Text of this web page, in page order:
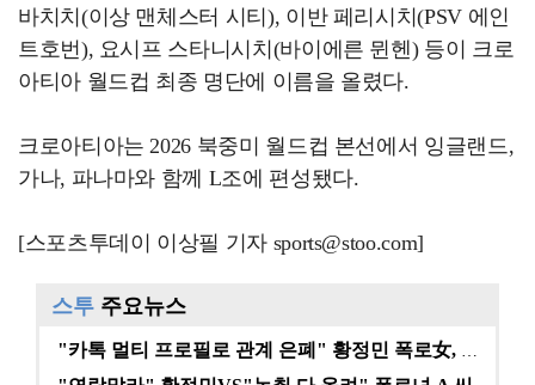
바치치(이상 맨체스터 시티), 이반 페리시치(PSV 에인
트호번), 요시프 스타니시치(바이에른 뮌헨) 등이 크로
아티아 월드컵 최종 명단에 이름을 올렸다.
크로아티아는 2026 북중미 월드컵 본선에서 잉글랜드,
가나, 파나마와 함께 L조에 편성됐다.
[스포츠투데이 이상필 기자 sports@stoo.com]
스투 주요뉴스
"카톡 멀티 프로필로 관계 은폐" 황정민 폭로女, 문자…